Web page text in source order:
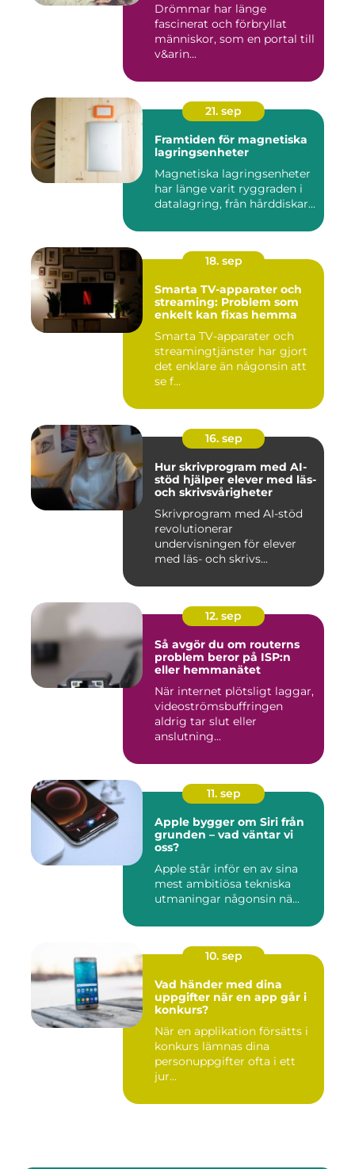
Drömmar har länge
fascinerat och förbryllat
människor, som en portal till
v&arin...
21. sep
Framtiden för magnetiska
lagringsenheter
Magnetiska lagringsenheter
har länge varit ryggraden i
datalagring, från hårddiskar...
18. sep
Smarta TV-apparater och
streaming: Problem som
enkelt kan fixas hemma
Smarta TV-apparater och
streamingtjänster har gjort
det enklare än någonsin att
se f...
16. sep
Hur skrivprogram med AI-
stöd hjälper elever med läs-
och skrivsvårigheter
Skrivprogram med AI-stöd
revolutionerar
undervisningen för elever
med läs- och skrivs...
12. sep
Så avgör du om routerns
problem beror på ISP:n
eller hemmanätet
När internet plötsligt laggar,
videoströmsbuffringen
aldrig tar slut eller
anslutning...
11. sep
Apple bygger om Siri från
grunden – vad väntar vi
oss?
Apple står inför en av sina
mest ambitiösa tekniska
utmaningar någonsin nä...
10. sep
Vad händer med dina
uppgifter när en app går i
konkurs?
När en applikation försätts i
konkurs lämnas dina
personuppgifter ofta i ett
jur...